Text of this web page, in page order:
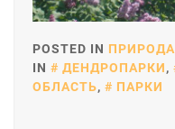
POSTED IN ПРИРОДА
IN
ДЕНДРОПАРКИ,
ОБЛАСТЬ, ПАРКИ